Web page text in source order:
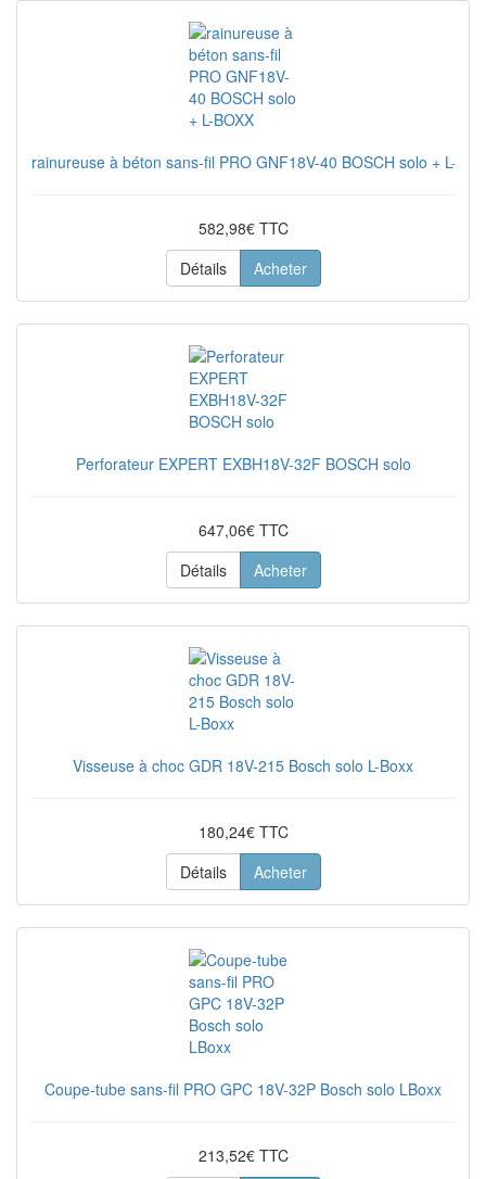
rainureuse à béton sans-fil PRO GNF18V-40 BOSCH solo + L-
582,98€ TTC
Détails
Acheter
Perforateur EXPERT EXBH18V-32F BOSCH solo
647,06€ TTC
Détails
Acheter
Visseuse à choc GDR 18V-215 Bosch solo L-Boxx
180,24€ TTC
Détails
Acheter
Coupe-tube sans-fil PRO GPC 18V-32P Bosch solo LBoxx
213,52€ TTC